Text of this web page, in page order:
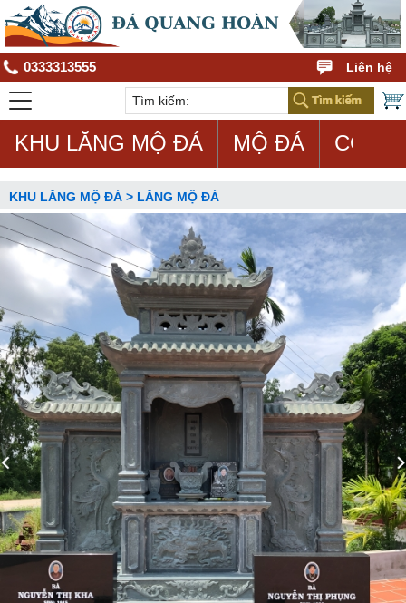
0333313555 Liên hệ
KHU LĂNG MỘ ĐÁ MỘ ĐÁ CON
KHU LĂNG MỘ ĐÁ > LĂNG MỘ ĐÁ